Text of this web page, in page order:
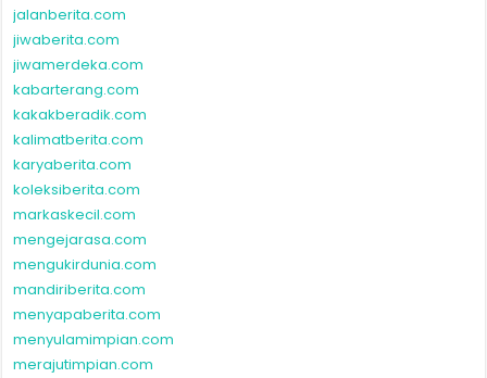
jalanberita.com
jiwaberita.com
jiwamerdeka.com
kabarterang.com
kakakberadik.com
kalimatberita.com
karyaberita.com
koleksiberita.com
markaskecil.com
mengejarasa.com
mengukirdunia.com
mandiriberita.com
menyapaberita.com
menyulamimpian.com
merajutimpian.com